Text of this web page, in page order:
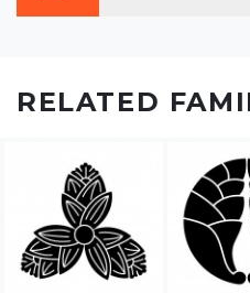
RELATED